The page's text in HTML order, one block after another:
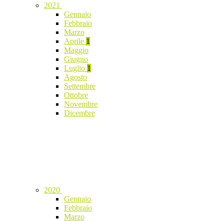
2021
Gennaio
Febbraio
Marzo
Aprile 1
Maggio
Giugno
Luglio 1
Agosto
Settembre
Ottobre
Novembre
Dicembre
2020
Gennaio
Febbraio
Marzo